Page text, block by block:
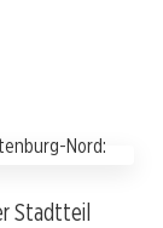
Stadtteil